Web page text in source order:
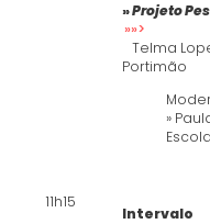
»Projeto
»»>
Telma
Portimão
»
11h15
Intervalo